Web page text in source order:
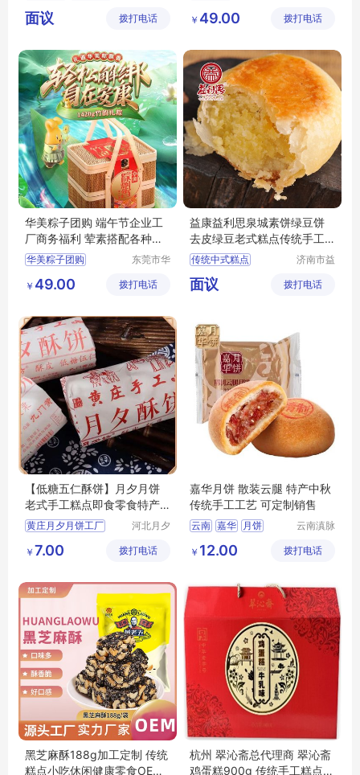
办公室零售
有限公司
面议 拨打电话
传统鸡蛋卷
限公司
￥ 49.00 拨打电话
华美粽子团购 端午节企业工
厂商务福利 荤素搭配各种礼
盒厂家批发
华美粽子团购
东莞市华
限公司
￥ 49.00 拨打电话
益康益利思泉城素饼绿豆饼
去皮绿豆老式糕点传统手工
制作点心零食
传统中式糕点
泉城素饼
济南市益
有限公司
面议 拨打电话
【低糖五仁酥饼】月夕月饼
老式手工糕点即食零食特产
中秋礼盒团购
黄庄月夕月饼工厂
即食零食烘焙零食批发
手工月饼工厂直销批发零售
河北月夕
公司
￥ 7.00 拨打电话
嘉华月饼 散装云腿 特产中秋
传统手工工艺 可定制销售
云南 嘉华
月饼
云南滇脉
公司
￥ 12.00 拨打电话
黑芝麻酥188g加工定制 传统
糕点小吃休闲健康零食OEM
杭州 翠沁斋总代理商 翠沁斋
鸡蛋糕900g 传统手工糕点休